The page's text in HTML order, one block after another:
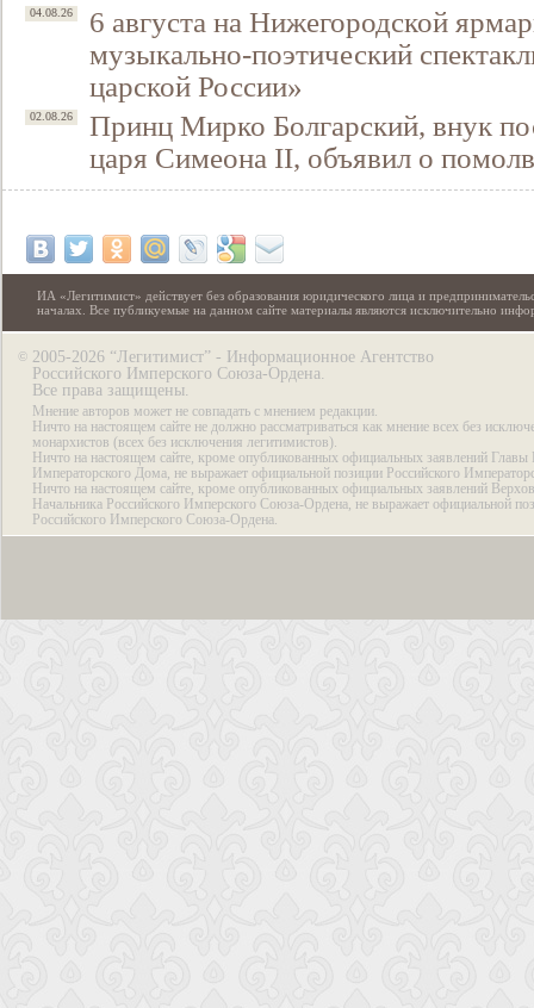
04.08.26
6 августа на Нижегородской
музыкально-поэтический
царской России»
02.08.26
Принц Мирко Болгарский, внук
царя Симеона II, объявил о
ИА «Легитимист» действует без образования юридического лица и
началах. Все публикуемые на данном сайте материалы являются исключительно
© 2005-2026 “Легитимист” - Информационное Агентство
Российского Имперского Союза-Ордена.
Все права защищены.
Мнение авторов может не совпадать с мнением редакции.
Ничто на настоящем сайте не должно рассматриваться как мнение всех без
монархистов (всех без исключения легитимистов).
Ничто на настоящем сайте, кроме опубликованных официальных заявлений Главы
Императорского Дома, не выражает официальной позиции Российского
Ничто на настоящем сайте, кроме опубликованных официальных заявлений
Начальника Российского Имперского Союза-Ордена, не выражает официальной
Российского Имперского Союза-Ордена.